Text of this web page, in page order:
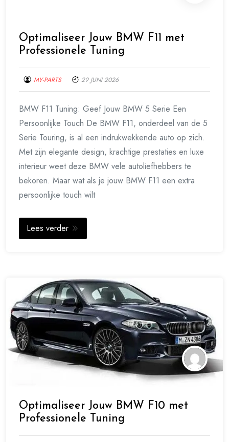
Optimaliseer Jouw BMW F11 met
Professionele Tuning
MY-PARTS 29 JUNI 2026
BMW F11 Tuning: Geef Jouw BMW 5 Serie Een
Persoonlijke Touch De BMW F11, onderdeel van de 5
Serie Touring, is al een indrukwekkende auto op zich.
Met zijn elegante design, krachtige prestaties en luxe
interieur weet deze BMW vele autoliefhebbers te
bekoren. Maar wat als je jouw BMW F11 een extra
persoonlijke touch wilt
Lees verder
Optimaliseer Jouw BMW F10 met
Professionele Tuning